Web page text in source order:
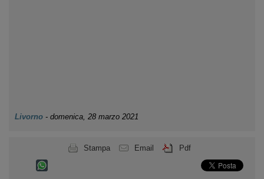
Livorno - domenica, 28 marzo 2021
Stampa Email Pdf